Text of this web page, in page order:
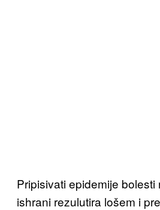
Pripisivati epidemije bolesti
ishrani rezulutira lošem i